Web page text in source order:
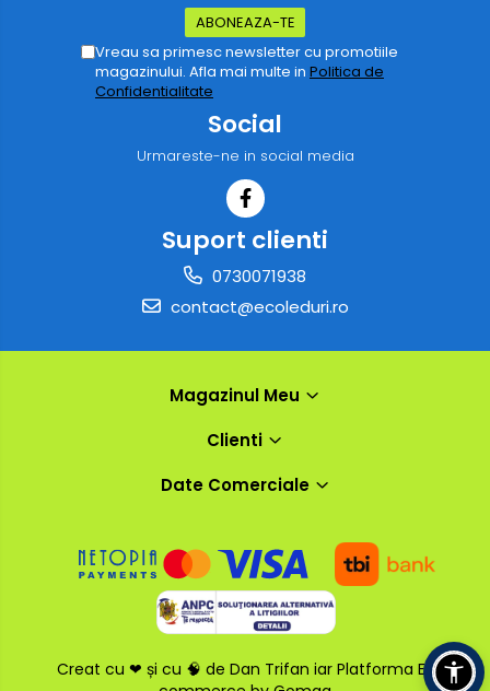
Vreau sa primesc newsletter cu promotiile
magazinului. Afla mai multe in Politica de
Confidentialitate
Social
Urmareste-ne in social media
Suport clienti
0730071938
contact@ecoleduri.ro
Magazinul Meu
Clienti
Date Comerciale
Creat cu ❤ și cu 🧠 de Dan Trifan iar Platforma E-